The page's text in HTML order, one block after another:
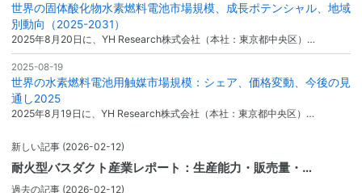
世界の固体酸化物水素燃料電池市場規模、成長ポテンシャル、地域
別動向（2025-2031）
2025年8月20日に、YH Research株式会社（本社：東京都中央区）…
2025-08-19
世界の水素燃料電池用触媒市場規模：シェア、価格変動、今後の見
通し2025
2025年8月19日に、YH Research株式会社（本社：東京都中央区）…
新しい記事 (2026-02-12)
耐火型バスダクト産業レポート：生産能力・販売量・…
過去の記事 (2026-02-12)